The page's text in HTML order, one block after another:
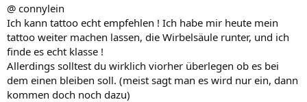
@ connylein
Ich kann tattoo echt empfehlen ! Ich habe mir heute mein
tattoo weiter machen lassen, die Wirbelsäule runter, und ich
finde es echt klasse !
Allerdings solltest du wirklich viorher überlegen ob es bei
dem einen bleiben soll. (meist sagt man es wird nur ein, dann
kommen doch noch dazu)